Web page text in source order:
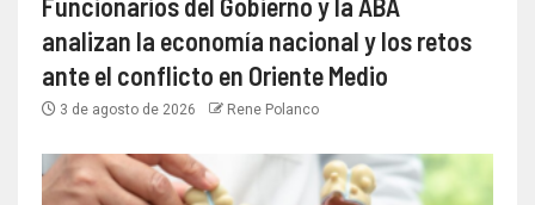
analizan la economía nacional y los retos
ante el conflicto en Oriente Medio
3 de agosto de 2026 Rene Polanco